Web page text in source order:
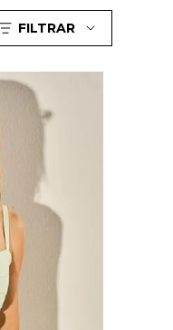
FILTRAR